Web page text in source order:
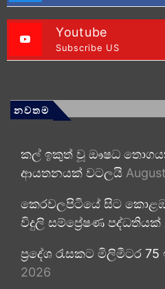
Youtube
Subscribe US
නවතම
කල් ඉකුත් වූ ඖෂධ
ආයතනයක් වටලයි
කෙරවලපිටියේ සිට
විදුලි සම්ප්‍රේෂණ පද්ධතියක්
ප්‍රදේශ රැසකට මිලිමීටර
2026